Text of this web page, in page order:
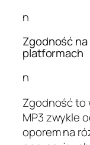
n
Zgodność
platformach
n
Zgodność to
MP3 zwykle
oporem na